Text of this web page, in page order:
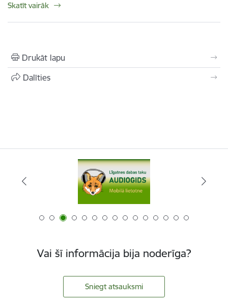
Skatīt vairāk
Drukāt lapu
Dalīties
Vai šī informācija bija noderīga?
Sniegt atsauksmi